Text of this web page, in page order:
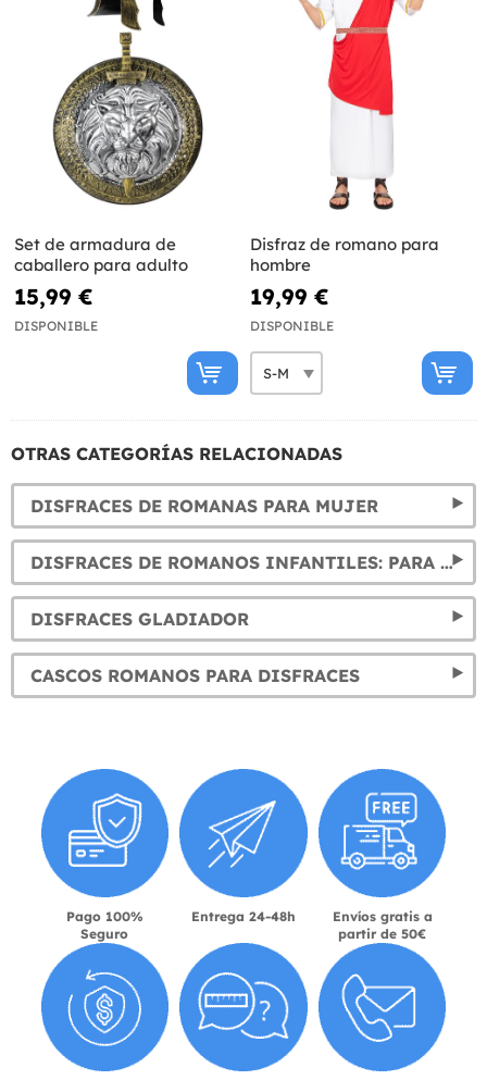
Set de armadura de
caballero para adulto
15,99 €
DISPONIBLE
Disfraz de romano para
hombre
19,99 €
DISPONIBLE
OTRAS CATEGORÍAS RELACIONADAS
DISFRACES DE ROMANAS PARA MUJER
DISFRACES DE ROMANOS INFANTILES: PARA NIÑOS Y NIÑAS
DISFRACES GLADIADOR
CASCOS ROMANOS PARA DISFRACES
Pago 100%
Seguro
Entrega 24-48h
Envíos gratis a
partir de 50€